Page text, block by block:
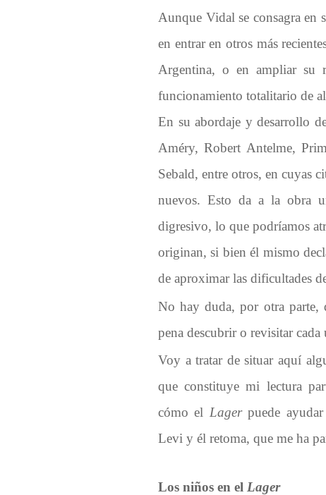
Aunque Vidal se consagra en
en entrar en otros más
Argentina, o en ampliar su
funcionamiento totalitario de
En su abordaje y desarrollo
Améry, Robert Antelme,
Sebald, entre otros, en cuyas
nuevos. Esto da a la obra
digresivo, lo que podríamos
originan, si bien él mismo
de aproximar las dificultades
No hay duda, por otra parte,
pena descubrir o revisitar cada
Voy a tratar de situar aquí
que constituye mi lectura
cómo el Lagerpuede ayudar
Levi y él retoma, que me ha
Los niños en el Lager